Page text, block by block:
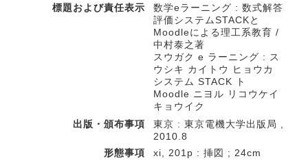
標題および責任表示
数学eラーニング : 数式解答
評価システムSTACKと
Moodleによる理工系教育 /
中村泰之著
スウガク e ラーニング : ス
ウシキ カイトウ ヒョウカ
システム STACK ト
Moodle ニヨル リコウケイ
キョウイク
出版・頒布事項
東京 : 東京電機大学出版局 ,
2010.8
形態事項
xi, 201p : 挿図 ; 24cm